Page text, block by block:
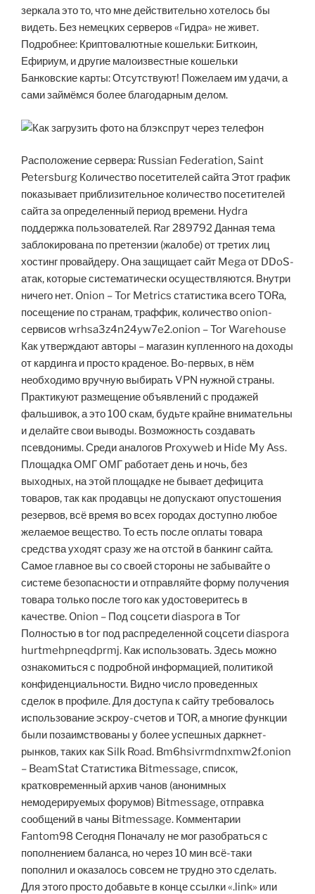
зеркала это то, что мне действительно хотелось бы
видеть. Без немецких серверов «Гидра» не живет.
Подробнее: Криптовалютные кошельки: Биткоин,
Ефириум, и другие малоизвестные кошельки
Банковские карты: Отсутствуют! Пожелаем им удачи, а
сами займёмся более благодарным делом.
Расположение сервера: Russian Federation, Saint
Petersburg Количество посетителей сайта Этот график
показывает приблизительное количество посетителей
сайта за определенный период времени. Hydra
поддержка пользователей. Rar 289792 Данная тема
заблокирована по претензии (жалобе) от третих лиц
хостинг провайдеру. Она защищает сайт Mega от DDoS-
атак, которые систематически осуществляются. Внутри
ничего нет. Onion – Tor Metrics статистика всего TORа,
посещение по странам, траффик, количество onion-
сервисов wrhsa3z4n24yw7e2.onion – Tor Warehouse
Как утверждают авторы – магазин купленного на доходы
от кардинга и просто краденое. Во-первых, в нём
необходимо вручную выбирать VPN нужной страны.
Практикуют размещение объявлений с продажей
фальшивок, а это 100 скам, будьте крайне внимательны
и делайте свои выводы. Возможность создавать
псевдонимы. Среди аналогов Proxyweb и Hide My Ass.
Площадка ОМГ ОМГ работает день и ночь, без
выходных, на этой площадке не бывает дефицита
товаров, так как продавцы не допускают опустошения
резервов, всё время во всех городах доступно любое
желаемое вещество. То есть после оплаты товара
средства уходят сразу же на отстой в банкинг сайта.
Самое главное вы со своей стороны не забывайте о
системе безопасности и отправляйте форму получения
товара только после того как удостоверитесь в
качестве. Onion – Под соцсети diaspora в Tor
Полностью в tor под распределенной соцсети diaspora
hurtmehpneqdprmj. Как использовать. Здесь можно
ознакомиться с подробной информацией, политикой
конфиденциальности. Видно число проведенных
сделок в профиле. Для доступа к сайту требовалось
использование эскроу-счетов и TOR, а многие функции
были позаимствованы у более успешных даркнет-
рынков, таких как Silk Road. Bm6hsivrmdnxmw2f.onion
– BeamStat Статистика Bitmessage, список,
кратковременный архив чанов (анонимных
немодерируемых форумов) Bitmessage, отправка
сообщений в чаны Bitmessage. Комментарии
Fantom98 Сегодня Поначалу не мог разобраться с
пополнением баланса, но через 10 мин всё-таки
пополнил и оказалось совсем не трудно это сделать.
Для этого просто добавьте в конце ссылки «.link» или